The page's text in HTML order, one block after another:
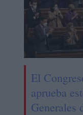
El
aprueba
Generales